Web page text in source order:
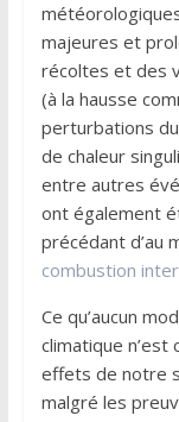
majeures et
récoltes et des
(à la hausse
perturbations
de chaleur
entre autres
ont également
précédant d’au
combustion
Ce qu’aucun
climatique n’est
effets de notre
malgré les